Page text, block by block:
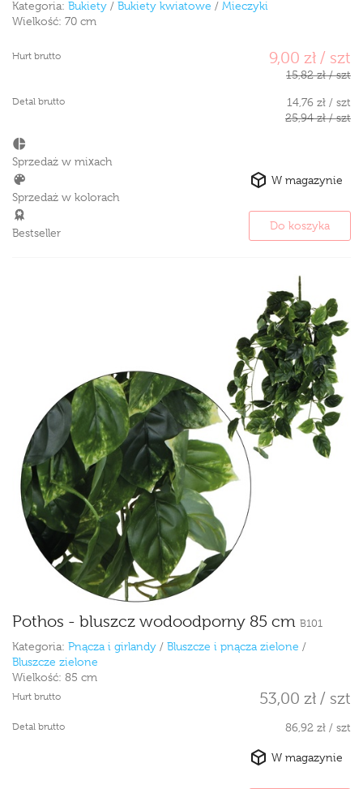
Kategoria: Bukiety / Bukiety kwiatowe / Mieczyki
Wielkość: 70 cm
Hurt brutto 9,00 zł / szt
15,82 zł / szt
Detal brutto
14,76 zł / szt
25,94 zł / szt
Sprzedaż w mixach
Sprzedaż w kolorach
Bestseller
W magazynie
Do koszyka
Pothos - bluszcz wodoodporny 85 cm B101
Kategoria: Pnącza i girlandy / Bluszcze i pnącza zielone /
Bluszcze zielone
Wielkość: 85 cm
Hurt brutto 53,00 zł / szt
Detal brutto 86,92 zł / szt
W magazynie